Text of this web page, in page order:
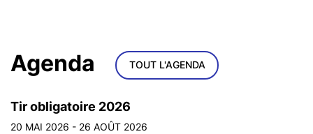
Agenda TOUT L'AGENDA
Tir obligatoire 2026
20 MAI 2026 - 26 AOÛT 2026